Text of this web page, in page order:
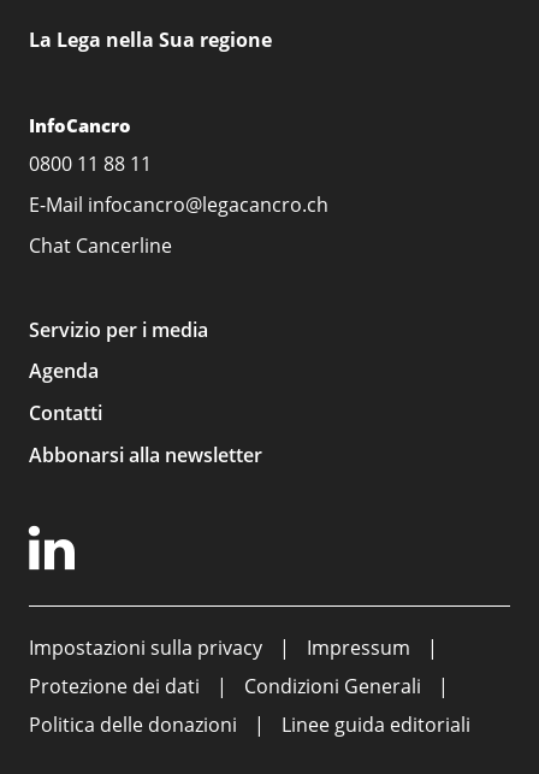
La Lega nella Sua regione
InfoCancro
0800 11 88 11
E-Mail infocancro@legacancro.ch
Chat Cancerline
Servizio per i media
Agenda
Contatti
Abbonarsi alla newsletter
Impostazioni sulla privacy
Impressum
Protezione dei dati
Condizioni Generali
Politica delle donazioni
Linee guida editoriali